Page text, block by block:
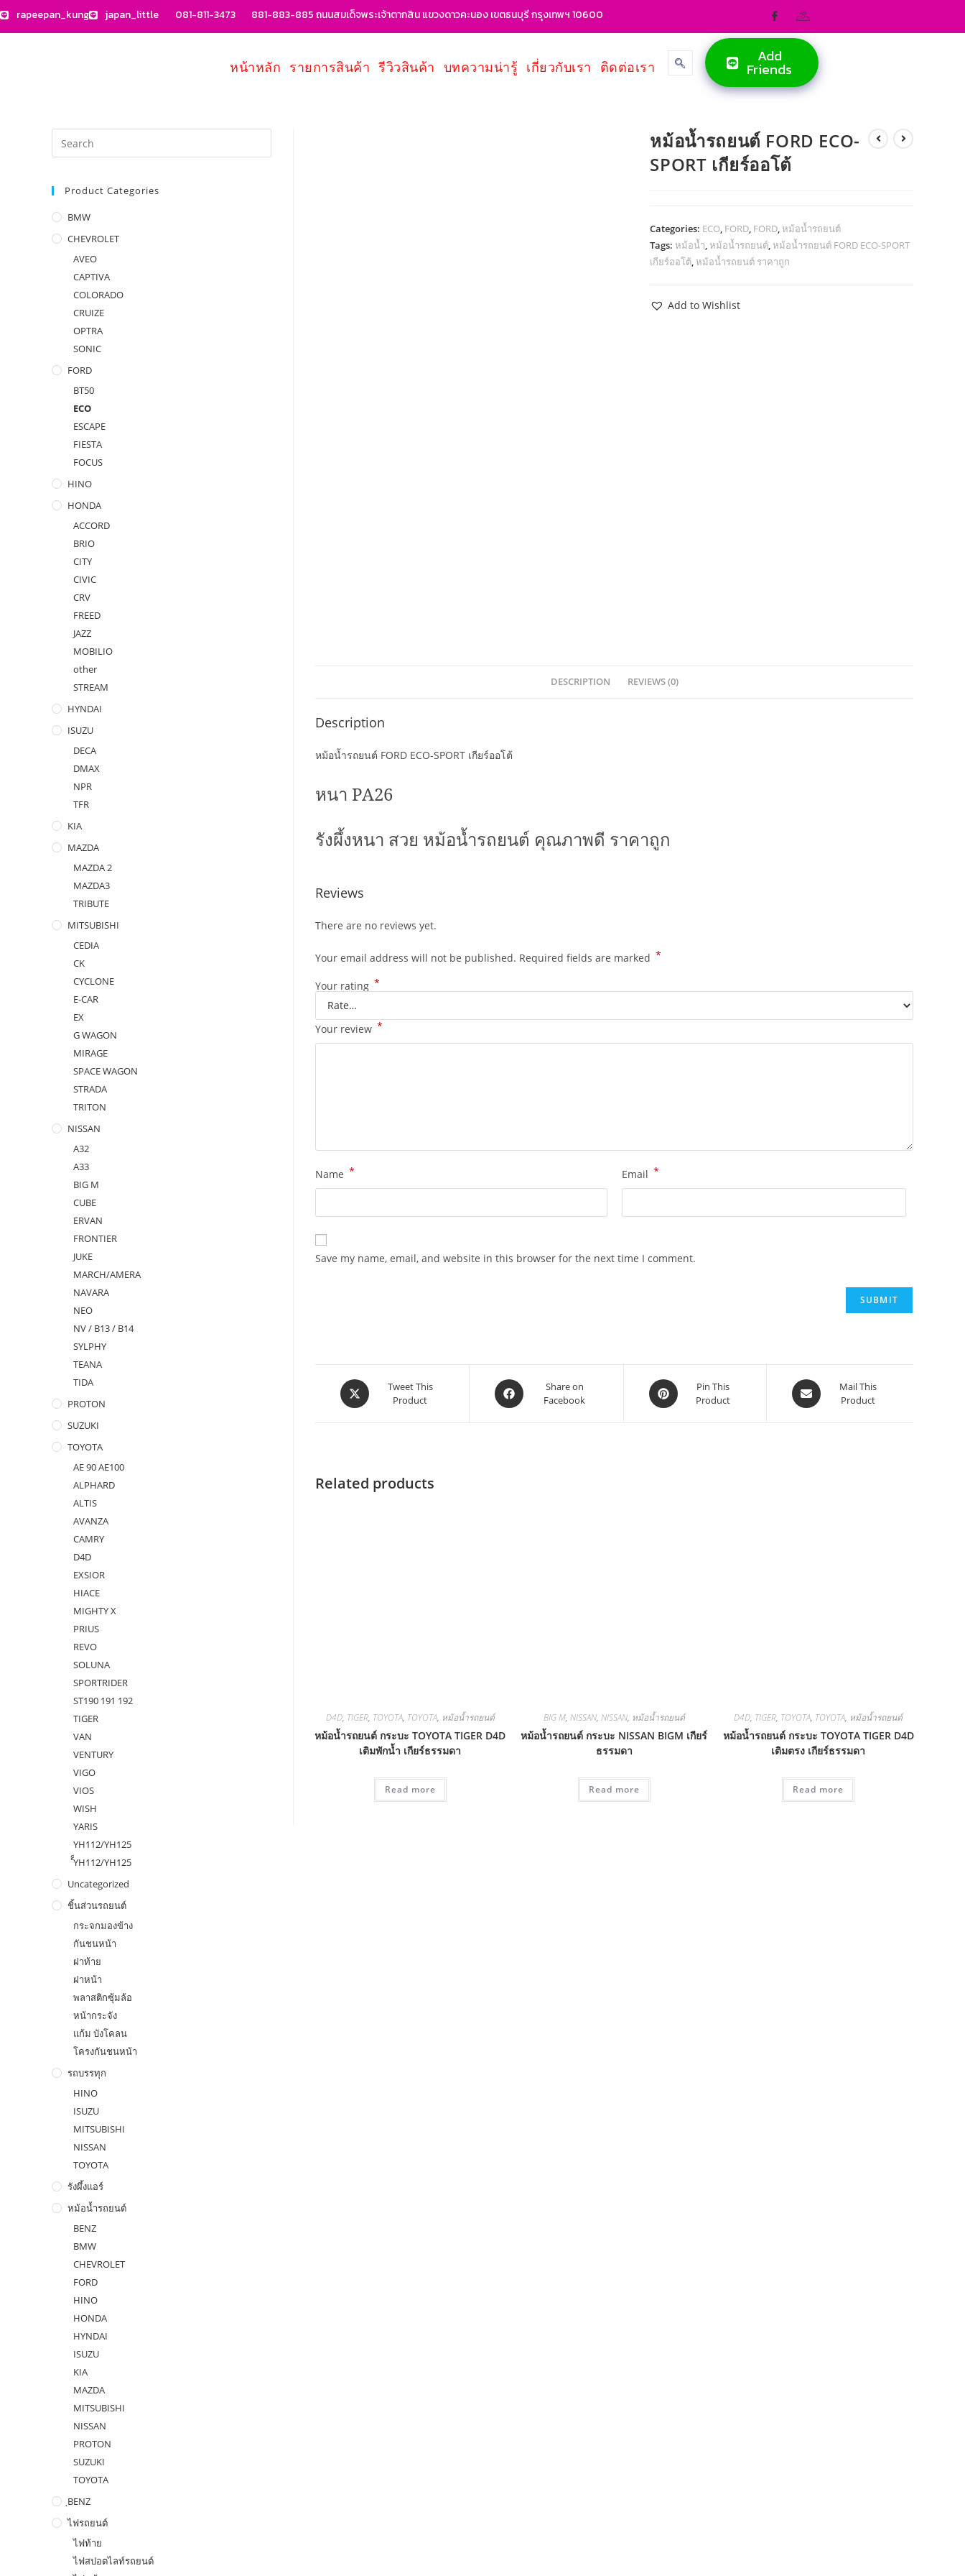
rapeepan_kung japan_little 081-811-3473 881-883-885 ถนนสมเด็จพระเจ้าตากสิน แขวงดาวคะนอง เขตธนบุรี กรุงเทพฯ 10600
หน้าหลัก รายการสินค้า รีวิวสินค้า บทความน่ารู้ เกี่ยวกับเรา ติดต่อเรา
Add
Friends
หม้อน้ำรถยนต์ FORD ECO-
SPORT เกียร์ออโต้
Categories: ECO, FORD, FORD,หม้อน้ำรถยนต์
Tags:หม้อน้ำ,หม้อน้ำรถยนต์,หม้อน้ำรถยนต์ FORD ECO-SPORT
เกียร์ออโต้,หม้อน้ำรถยนต์ ราคาถูก
Add to Wishlist
DESCRIPTION REVIEWS (0)
Description
หม้อน้ำรถยนต์ FORD ECO-SPORT เกียร์ออโต้
หนา PA26
รังผึ้งหนา สวย หม้อน้ำรถยนต์ คุณภาพดี ราคาถูก
Reviews
There are no reviews yet.
Your email address will not be published. Required fields are marked *
Your rating *
Your review *
Name * Email *
Save my name, email, and website in this browser for the next time I comment.
Tweet This
Product
Share on
Facebook
Pin This
Product
Mail This
Product
Related products
D4D, TIGER, TOYOTA, TOYOTA, หม้อน้ำรถยนต์
หม้อน้ำรถยนต์ กระบะ TOYOTA TIGER D4D
เติมพักน้ำ เกียร์ธรรมดา
Read more
BIG M, NISSAN, NISSAN, หม้อน้ำรถยนต์
หม้อน้ำรถยนต์ กระบะ NISSAN BIGM เกียร์
ธรรมดา
Read more
D4D, TIGER, TOYOTA, TOYOTA, หม้อน้ำรถยนต์
หม้อน้ำรถยนต์ กระบะ TOYOTA TIGER D4D
เติมตรง เกียร์ธรรมดา
Read more
Product Categories
BMW
CHEVROLET
AVEO
CAPTIVA
COLORADO
CRUIZE
OPTRA
SONIC
FORD
BT50
ECO
ESCAPE
FIESTA
FOCUS
HINO
HONDA
ACCORD
BRIO
CITY
CIVIC
CRV
FREED
JAZZ
MOBILIO
other
STREAM
HYNDAI
ISUZU
DECA
DMAX
NPR
TFR
KIA
MAZDA
MAZDA 2
MAZDA3
TRIBUTE
MITSUBISHI
CEDIA
CK
CYCLONE
E-CAR
EX
G WAGON
MIRAGE
SPACE WAGON
STRADA
TRITON
NISSAN
A32
A33
BIG M
CUBE
ERVAN
FRONTIER
JUKE
MARCH/AMERA
NAVARA
NEO
NV / B13 / B14
SYLPHY
TEANA
TIDA
PROTON
SUZUKI
TOYOTA
AE 90 AE100
ALPHARD
ALTIS
AVANZA
CAMRY
D4D
EXSIOR
HIACE
MIGHTY X
PRIUS
REVO
SOLUNA
SPORTRIDER
ST190 191 192
TIGER
VAN
VENTURY
VIGO
VIOS
WISH
YARIS
YH112/YH125
ํ็YH112/YH125
Uncategorized
ชิ้นส่วนรถยนต์
กระจกมองข้าง
กันชนหน้า
ฝาท้าย
ฝาหน้า
พลาสติกซุ้มล้อ
หน้ากระจัง
แก้ม บังโคลน
โครงกันชนหน้า
รถบรรทุก
HINO
ISUZU
MITSUBISHI
NISSAN
TOYOTA
รังผึ้งแอร์
หม้อน้ำรถยนต์
BENZ
BMW
CHEVROLET
FORD
HINO
HONDA
HYNDAI
ISUZU
KIA
MAZDA
MITSUBISHI
NISSAN
PROTON
SUZUKI
TOYOTA
ฺBENZ
ไฟรถยนต์
ไฟท้าย
ไฟสปอตไลท์รถยนต์